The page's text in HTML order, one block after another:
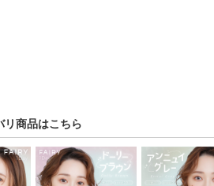
リ商品はこちら